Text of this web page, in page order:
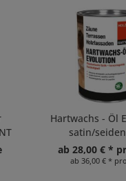
Hartwachs - Öl
satin/
ab 28,00 € *
ab 36,00 € *